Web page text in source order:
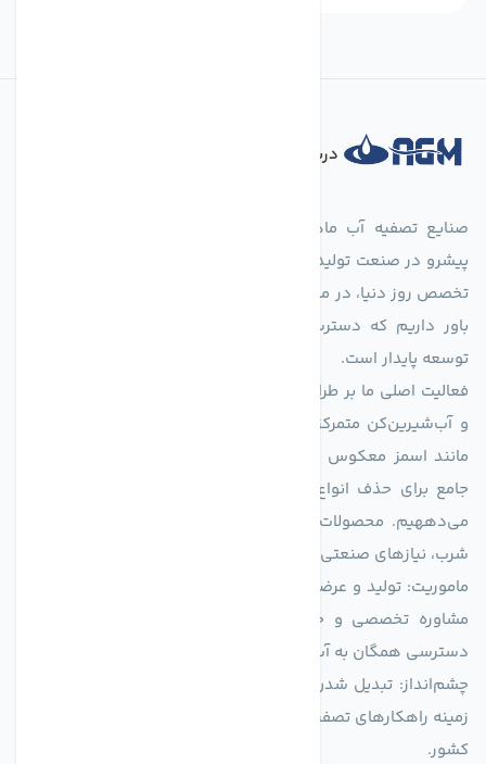
درباره فروشگاه
پیشرو در صنعت تولید تجهیزات تصفیه آب، با تکیه بر دانش فنی و
تخصص روز دنیا، در مسیر تأمین آب سالم و پایدار گام برمی‌دارد. ما
باور داریم که دسترسی به آب پاک، یک حق اساسی و زیربنای
توسعه پایدار است.
فعالیت اصلی ما بر طراحی و تولید سیستم‌های پیشرفته تصفیه آب
و آب‌شیرین‌کن متمرکز است. ما با بهره‌گیری از فناوری‌های نوین
جامع برای حذف انواع آلاینده‌ها، املاح و نمک از منابع آبی ارائه
می‌دههیم. محصولات ما برای مصارف متنوعی از جمله تأمین آب
شرب، نیازهای صنعتی و کشاورزی طراحی و بهینه‌سازی شده‌اند.
ماموریت: تولید و عرضه محصولاتی با بالاترین استاندارد کیفی، ارائه
مشاوره تخصصی و خدمات پس از فروش مطمئن برای تضمین
دسترسی همگان به آب پاک و سالم.
چشم‌انداز: تبدیل شدن به انتخاب اول صنایع و مصرف‌کنندگان در
زمینه راهکارهای تصفیه آب و ایفای نقشی کلیدی در حفظ منابع آبی
کشور.